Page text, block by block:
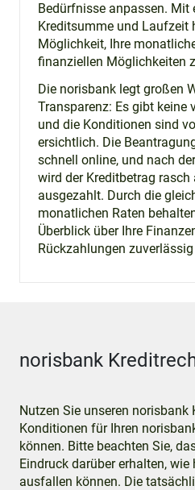
Bedürfnisse anpassen. Mit
Kreditsumme und Laufzeit
Möglichkeit, Ihre
finanziellen Möglichkeiten
Die norisbank legt großen
Transparenz: Es gibt keine
und die Konditionen sind
ersichtlich. Die
schnell online, und nach
wird der Kreditbetrag
ausgezahlt. Durch die
monatlichen Raten
Überblick über Ihre
Rückzahlungen
norisbank
Nutzen Sie unseren norisbank
Konditionen für Ihren
können. Bitte beachten Sie,
Eindruck darüber erhalten,
ausfallen können. Die